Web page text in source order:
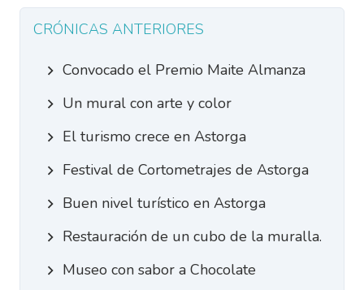
CRÓNICAS ANTERIORES
Convocado el Premio Maite Almanza
Un mural con arte y color
El turismo crece en Astorga
Festival de Cortometrajes de Astorga
Buen nivel turístico en Astorga
Restauración de un cubo de la muralla.
Museo con sabor a Chocolate